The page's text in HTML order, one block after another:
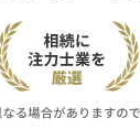
相談内